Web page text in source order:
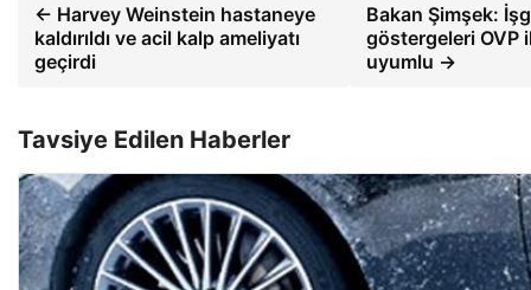
← Harvey Weinstein hastaneye
kaldırıldı ve acil kalp ameliyatı
geçirdi
Bakan Şimşek:
göstergeleri OVP
uyumlu →
Tavsiye Edilen Haberler